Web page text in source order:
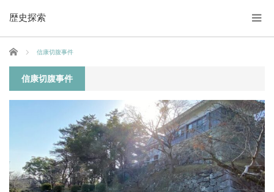
歴史探索
ホーム 信康切腹事件
信康切腹事件